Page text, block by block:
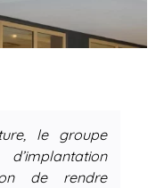
le groupe
de rendre